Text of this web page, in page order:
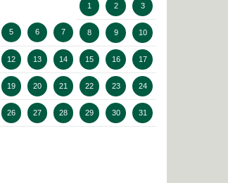
1 2 3
5 6 7 8 9 10
12 13 14 15 16 17
19 20 21 22 23 24
26 27 28 29 30 31